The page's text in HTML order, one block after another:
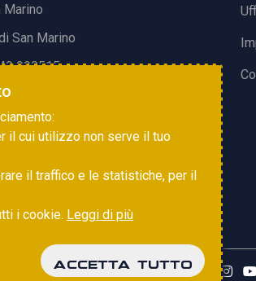
Marino
San Marino
990515
il cui utilizzo non serve il tuo
il traffico e le statistiche, per il
i cookie. Leggi di più
ACCETTA TUTTO